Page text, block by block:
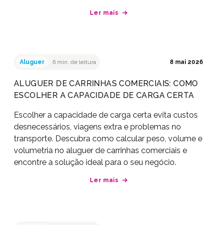
Ler mais
Aluguer 6 min. de leitura 8 mai 2026
ALUGUER DE CARRINHAS COMERCIAIS: COMO
ESCOLHER A CAPACIDADE DE CARGA CERTA
Escolher a capacidade de carga certa evita custos
desnecessários, viagens extra e problemas no
transporte. Descubra como calcular peso, volume e
volumetria no aluguer de carrinhas comerciais e
encontre a solução ideal para o seu negócio.
Ler mais